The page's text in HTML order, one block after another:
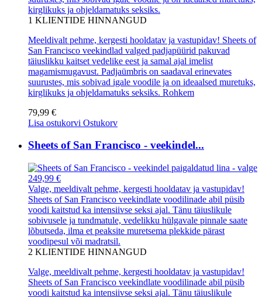
kirglikuks ja ohjeldamatuks seksiks.
1 KLIENTIDE HINNANGUD
Meeldivalt pehme, kergesti hooldatav ja vastupidav! Sheets of
San Francisco veekindlad valged padjapüürid pakuvad
täiuslikku kaitset vedelike eest ja samal ajal imelist
magamismugavust. Padjaümbris on saadaval erinevates
suurustes, mis sobivad igale voodile ja on ideaalsed muretuks,
kirglikuks ja ohjeldamatuks seksiks. Rohkem
79,99 €
Lisa ostukorvi Ostukorv
Sheets of San Francisco - veekindel...
249,99 €
Valge, meeldivalt pehme, kergesti hooldatav ja vastupidav!
Sheets of San Francisco veekindlate voodilinade abil püsib
voodi kaitstud ka intensiivse seksi ajal. Tänu täiuslikule
sobivusele ja tundmatule, vedelikku hülgavale pinnale saate
lõbutseda, ilma et peaksite muretsema plekkide pärast
voodipesul või madratsil.
2 KLIENTIDE HINNANGUD
Valge, meeldivalt pehme, kergesti hooldatav ja vastupidav!
Sheets of San Francisco veekindlate voodilinade abil püsib
voodi kaitstud ka intensiivse seksi ajal. Tänu täiuslikule